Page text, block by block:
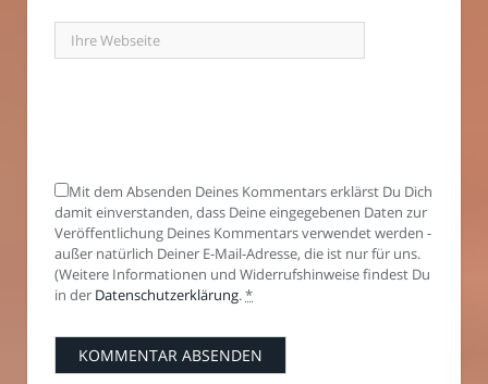
Mit dem Absenden Deines Kommentars erklärst Du Dich
damit einverstanden, dass Deine eingegebenen Daten zur
Veröffentlichung Deines Kommentars verwendet werden -
außer natürlich Deiner E-Mail-Adresse, die ist nur für uns.
(Weitere Informationen und Widerrufshinweise findest Du
in der Datenschutzerklärung.*